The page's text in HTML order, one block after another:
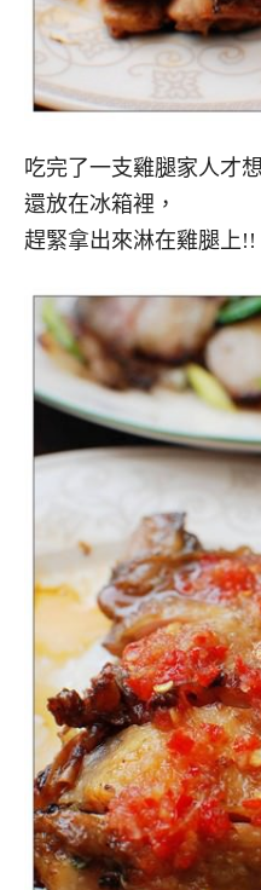
吃完了一支雞腿家人才
還放在冰箱裡，
趕緊拿出來淋在雞腿上!!